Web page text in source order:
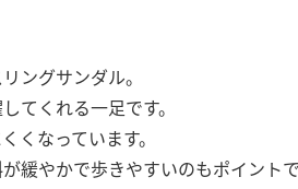
ングサンダル。
てくれる一足です。
くなっています。
緩やかで歩きやすいのもポイント